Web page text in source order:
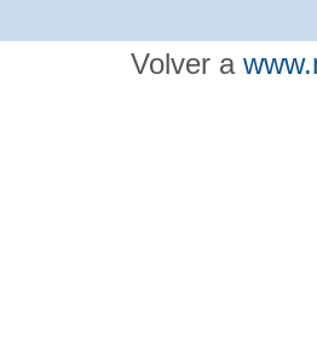
Volver a